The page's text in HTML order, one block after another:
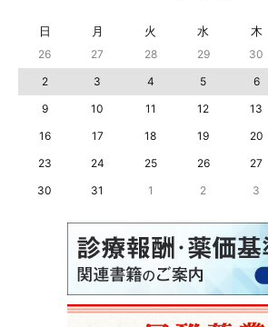
日 月 火 水 木
26 27 28 29 30
2
3 4 5 6
9
10 11 12 13
16
17 18 19 20
23
24 25 26 27
30
31 1 2 3